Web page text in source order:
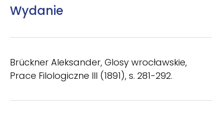
Wydanie
Brückner Aleksander, Glosy wrocławskie,
Prace Filologiczne III (1891), s. 281-292.